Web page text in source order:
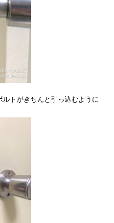
ルトがきちんと引っ込むように